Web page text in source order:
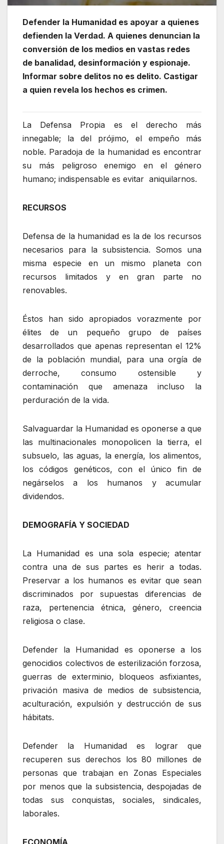
Defender la Humanidad es apoyar a quienes
defienden la Verdad. A quienes denuncian la
conversión de los medios en vastas redes
de banalidad, desinformación y espionaje.
Informar sobre delitos no es delito. Castigar
a quien revela los hechos es crimen.
La Defensa Propia es el derecho más
innegable; la del prójimo, el empeño más
noble. Paradoja de la humanidad es encontrar
su más peligroso enemigo en el género
humano; indispensable es evitar aniquilarnos.
RECURSOS
Defensa de la humanidad es la de los recursos
necesarios para la subsistencia. Somos una
misma especie en un mismo planeta con
recursos limitados y en gran parte no
renovables.
Éstos han sido apropiados vorazmente por
élites de un pequeño grupo de países
desarrollados que apenas representan el 12%
de la población mundial, para una orgía de
derroche, consumo ostensible y
contaminación que amenaza incluso la
perduración de la vida.
Salvaguardar la Humanidad es oponerse a que
las multinacionales monopolicen la tierra, el
subsuelo, las aguas, la energía, los alimentos,
los códigos genéticos, con el único fin de
negárselos a los humanos y acumular
dividendos.
DEMOGRAFÍA Y SOCIEDAD
La Humanidad es una sola especie; atentar
contra una de sus partes es herir a todas.
Preservar a los humanos es evitar que sean
discriminados por supuestas diferencias de
raza, pertenencia étnica, género, creencia
religiosa o clase.
Defender la Humanidad es oponerse a los
genocidios colectivos de esterilización forzosa,
guerras de exterminio, bloqueos asfixiantes,
privación masiva de medios de subsistencia,
aculturación, expulsión y destrucción de sus
hábitats.
Defender la Humanidad es lograr que
recuperen sus derechos los 80 millones de
personas que trabajan en Zonas Especiales
por menos que la subsistencia, despojadas de
todas sus conquistas, sociales, sindicales,
laborales.